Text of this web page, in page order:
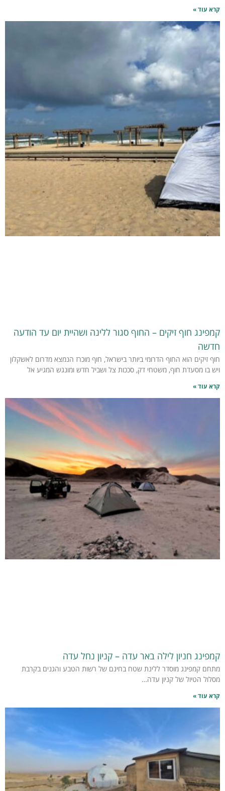
קרא עוד »
קמפינג חוף זיקים – החוף סגור ללינה ושהיית יום עד הודעה
חדשה
חוף זיקים הוא החוף הדרומי ביותר בישראל, חוף מוכרז הנמצא מדרום לאשקלון
ויש בו מסעדת חוף, משטחי דק, סככות צל ושביל חדש ומונגש המגיע אל
קרא עוד »
קמפינג חניון לילה באר עדה – קניון נחל עדה
מתחם קמפינג מוסדר ללינת שטח בחינם של רשות הטבע והגנים בקרבת
מסלול הטיול של קניון עדה…
קרא עוד »